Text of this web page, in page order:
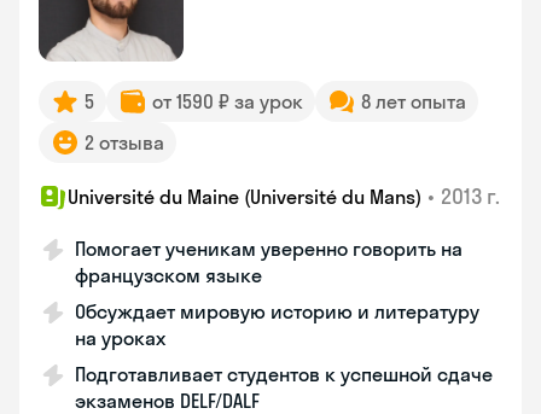
5 от 1590 ₽ за урок
8 лет опыта
2 отзыва
Université du Maine (Université du Mans) • 2013 г.
Помогает ученикам уверенно говорить на
французском языке
Обсуждает мировую историю и литературу
на уроках
Подготавливает студентов к успешной сдаче
экзаменов DELF/DALF